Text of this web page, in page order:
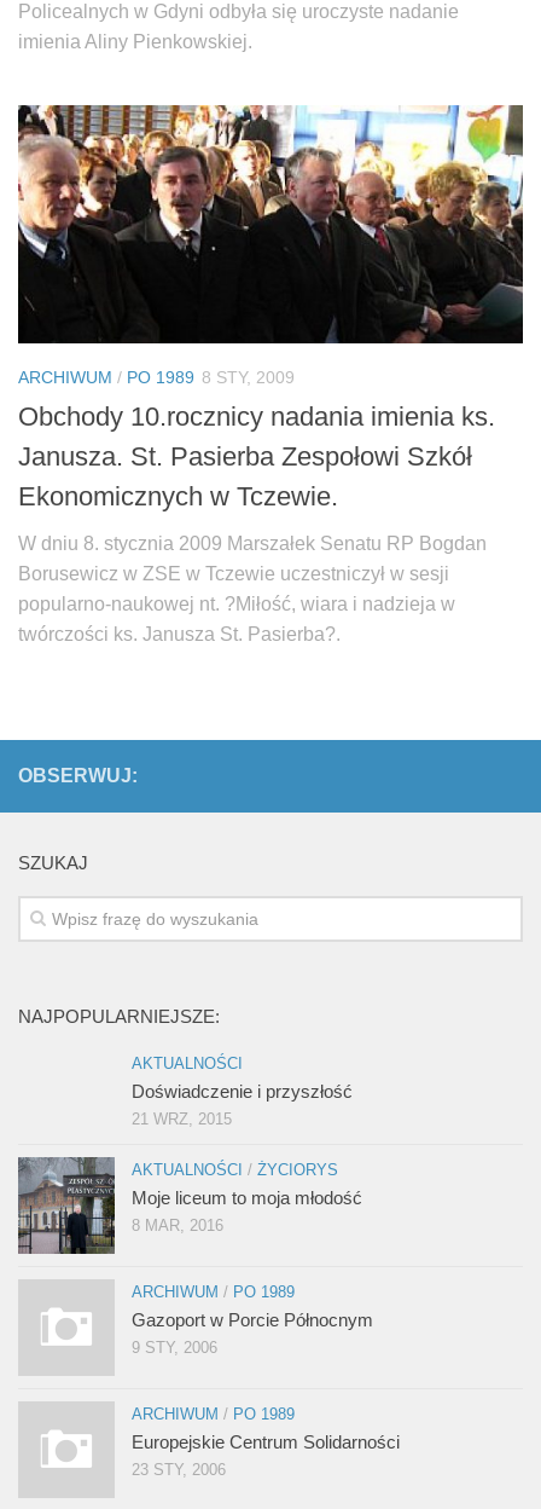
Policealnych w Gdyni odbyła się uroczyste nadanie
imienia Aliny Pienkowskiej.
ARCHIWUM / PO 1989 8 STY, 2009
Obchody 10.rocznicy nadania imienia ks.
Janusza. St. Pasierba Zespołowi Szkół
Ekonomicznych w Tczewie.
W dniu 8. stycznia 2009 Marszałek Senatu RP Bogdan
Borusewicz w ZSE w Tczewie uczestniczył w sesji
popularno-naukowej nt. ?Miłość, wiara i nadzieja w
twórczości ks. Janusza St. Pasierba?.
OBSERWUJ:
SZUKAJ
NAJPOPULARNIEJSZE:
AKTUALNOŚCI
Doświadczenie i przyszłość
21 WRZ, 2015
AKTUALNOŚCI / ŻYCIORYS
Moje liceum to moja młodość
8 MAR, 2016
ARCHIWUM / PO 1989
Gazoport w Porcie Północnym
9 STY, 2006
ARCHIWUM / PO 1989
Europejskie Centrum Solidarności
23 STY, 2006